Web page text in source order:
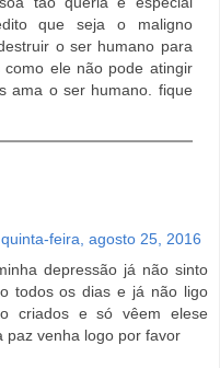
que seja o maligno
o ser humano para
ele não pode atingir
ama o ser humano. fique
quinta-feira, agosto 25, 2016
depressão já não sinto
todos os dias e já não ligo
criados e só vêem elese
paz venha logo por favor